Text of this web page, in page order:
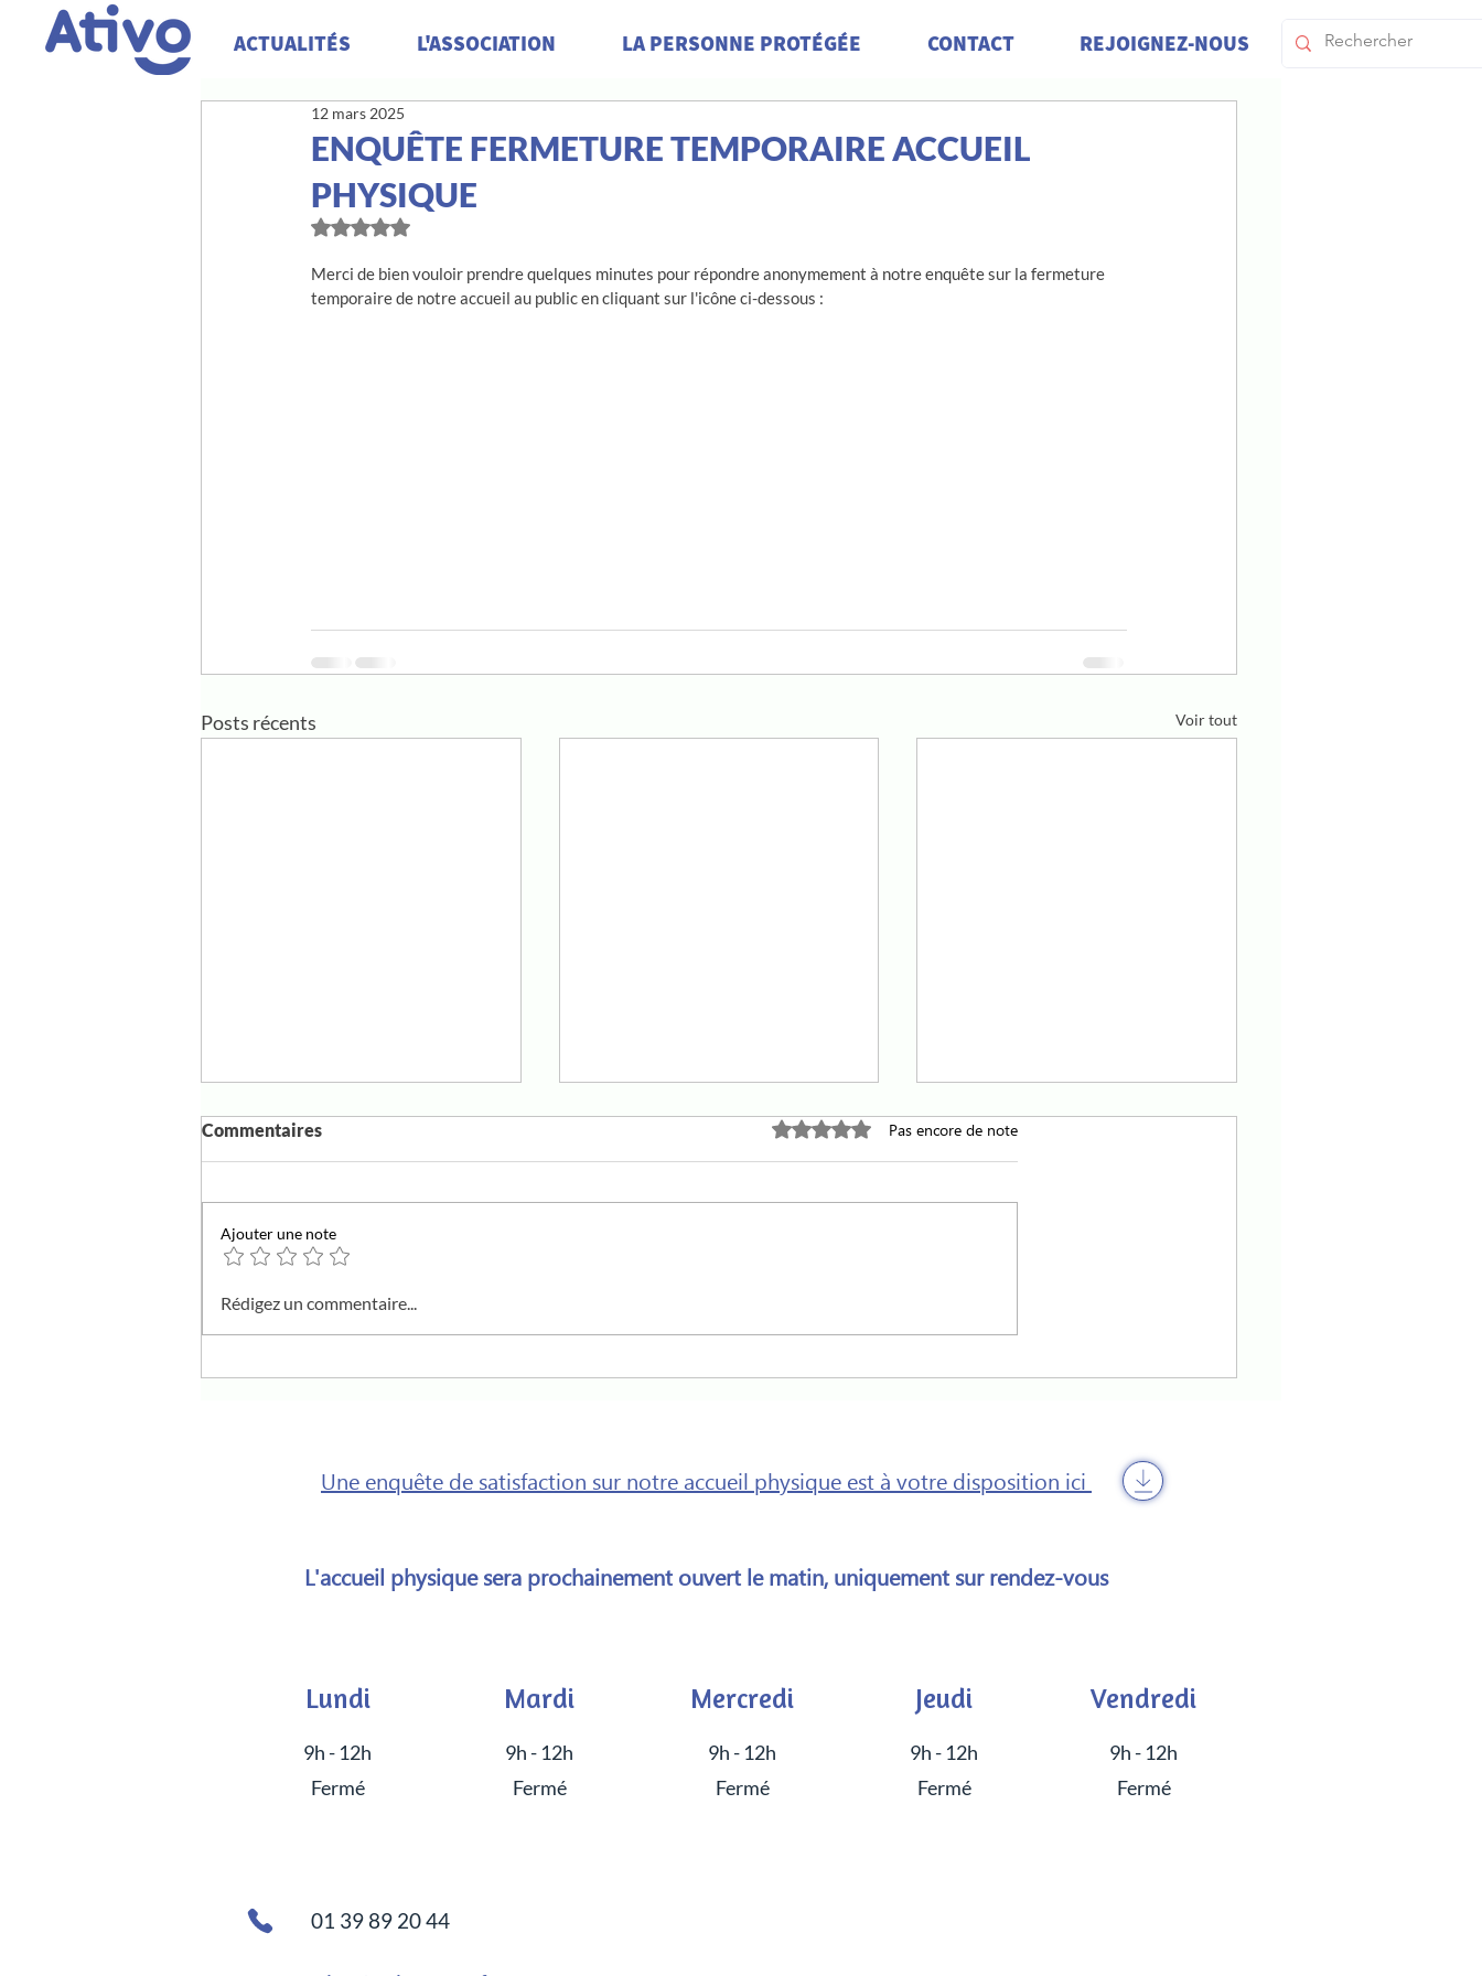
ACTUALITÉS L'ASSOCIATION LA PERSONNE PROTÉGÉE CONTACT REJOIGNEZ-NOUS
ENQUÊTE FERMETURE TEMPORAIRE ACCUEIL
PHYSIQUE
12 mars 2025
Noté NaN étoiles sur 5.
Merci de bien vouloir prendre quelques minutes pour répondre anonymement à notre enquête sur la fermeture
temporaire de notre accueil au public en cliquant sur l'icône ci-dessous :
Posts récents Voir tout
ALERTE SUR LES MÉTIERS DE
ÎLE-DE-FRANCE
Commentaires Noté 0 étoile sur 5.Pas encore de note
Ajouter une note
Rédigez un commentaire...
Une enquête de satisfaction sur notre accueil physique est à votre disposition ici
L'accueil physique sera prochainement ouvert le matin, uniquement sur rendez-vous
Lundi
9h - 12h
Fermé
Mardi
9h - 12h
Fermé
Mercredi
9h - 12h
Fermé
Jeudi
9h - 12h
Fermé
Vendredi
9h - 12h
Fermé
01 39 89 20 44